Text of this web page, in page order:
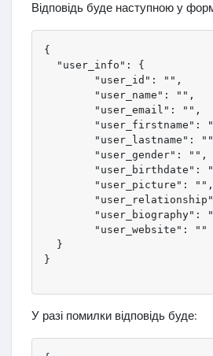
Відповідь буде наступною у
{
  "user_info": {
  }
}
У разі помилки відповідь буде: